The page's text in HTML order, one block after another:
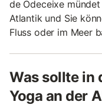
de Odeceixe
Atlantik und Sie
Fluss oder im Meer
Was sollte in
Yoga an der